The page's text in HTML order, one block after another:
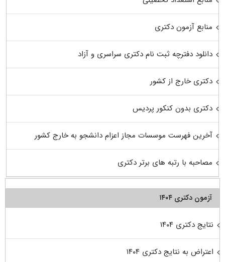
منابع آزمون دکتری
دانلود دفترچه ثبت نام دکتری سراسری و آزاد
دکتری خارج از کشور
دکتری بدون کنکور پردیس
آخرین فهرست موسسات مجاز اعزام دانشجو به خارج کشور
مصاحبه با رتبه های برتر دکتری
آزمون دکتری ۱۴۰۴
نتایج دکتری ۱۴۰۴
اعتراض به نتایج دکتری ۱۴۰۴